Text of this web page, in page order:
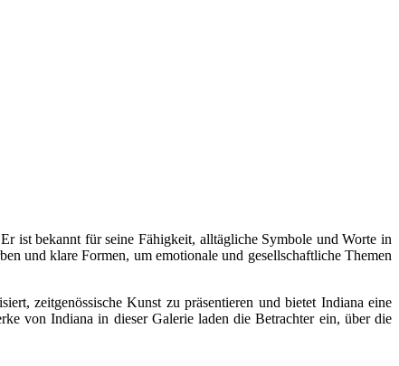
ist bekannt für seine Fähigkeit, alltägliche Symbole und Worte in
und klare Formen, um emotionale und gesellschaftliche Themen
zeitgenössische Kunst zu präsentieren und bietet Indiana eine
von Indiana in dieser Galerie laden die Betrachter ein, über die